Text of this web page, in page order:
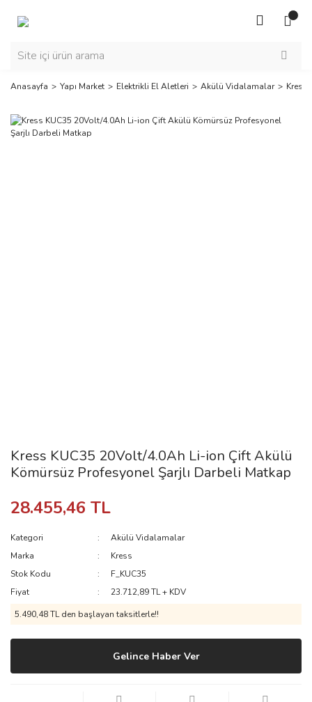
Anasayfa Yapı Market Elektrikli El Aletleri Akülü Vidalamalar Kress
Kress KUC35 20Volt/4.0Ah Li-ion Çift Akülü
Kömürsüz Profesyonel Şarjlı Darbeli Matkap
28.455,46 TL
Kategori
Akülü Vidalamalar
Marka
Kress
Stok Kodu
F_KUC35
Fiyat
23.712,89 TL + KDV
5.490,48 TL den başlayan taksitlerle!!
Gelince Haber Ver